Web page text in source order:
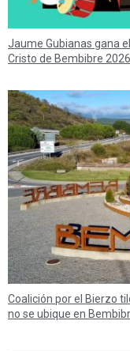
Jaume Gubianas gana
Cristo de Bembibre 2026
Coalición por el Bierzo
no se ubique en